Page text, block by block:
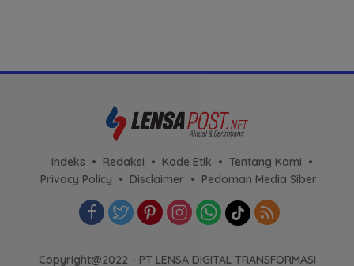
Indeks Redaksi Kode Etik
Tentang Kami
Privacy Policy
Disclaimer Pedoman Media Siber
Copyright@2022 - PT LENSA DIGITAL TRANSFORMASI